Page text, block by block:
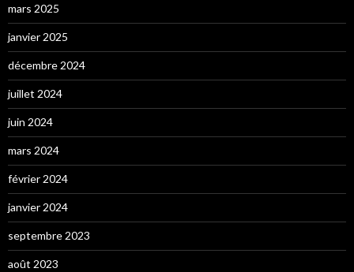
mars 2025
janvier 2025
décembre 2024
juillet 2024
juin 2024
mars 2024
février 2024
janvier 2024
septembre 2023
août 2023